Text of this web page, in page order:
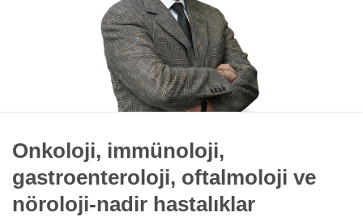
Onkoloji, immünoloji,
gastroenteroloji, oftalmoloji ve
nöroloji-nadir hastalıklar